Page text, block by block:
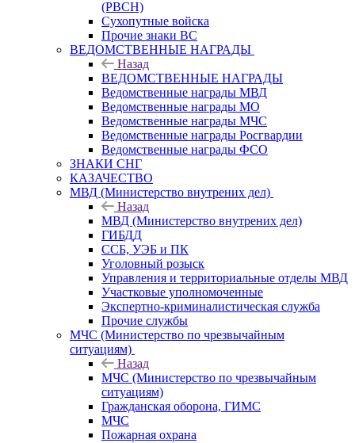
(РВСН)
Сухопутные войска
Прочие знаки ВС
ВЕДОМСТВЕННЫЕ НАГРАДЫ
Назад
ВЕДОМСТВЕННЫЕ НАГРАДЫ
Ведомственные награды МВД
Ведомственные награды МО
Ведомственные награды МЧС
Ведомственные награды Росгвардии
Ведомственные награды ФСО
ЗНАКИ СНГ
КАЗАЧЕСТВО
МВД (Министерство внутрених дел)
Назад
МВД (Министерство внутрених дел)
ГИБДД
ССБ, УЭБ и ПК
Уголовный розыск
Управления и территориальные отделы МВД
Участковые уполномоченные
Экспертно-криминалистическая служба
Прочие службы
МЧС (Министерство по чрезвычайным
ситуациям)
Назад
МЧС (Министерство по чрезвычайным
ситуациям)
Гражданская оборона, ГИМС
МЧС
Пожарная охрана